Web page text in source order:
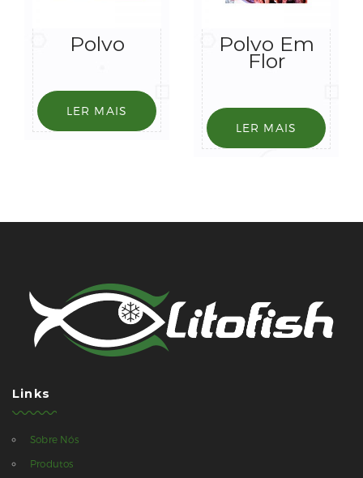
Polvo
LER MAIS
Polvo Em
Flor
LER MAIS
Links
Sobre Nós
Produtos